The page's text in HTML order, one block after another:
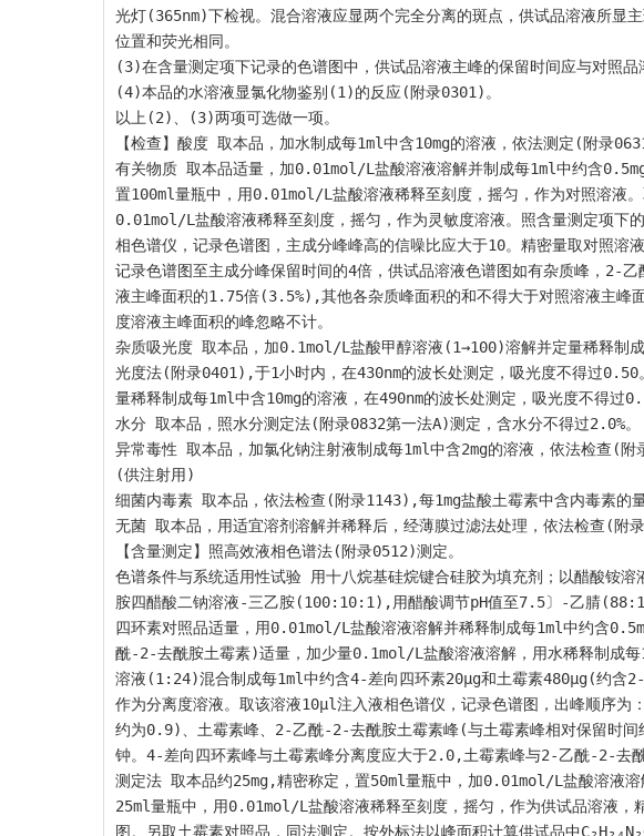
光灯(365nm)下检视。混合溶液应显两个完全分离的斑点，供试品溶液所显
位置和荧光相同。
(3)在含量测定项下记录的色谱图中，供试品溶液主峰的保留时间应与对照品
(4)本品的水溶液显氯化物鉴别(1)的反应(附录0301)。
以上(2)、(3)两项可选做一项。
【检查】酸度 取本品，加水制成每1ml中含10mg的溶液，依法测定(附录
有关物质 取本品适量，加0.01mol/L盐酸溶液溶解并制成每1ml中约含
置100ml量瓶中，用0.01mol/L盐酸溶液稀释至刻度，摇匀，作为对照溶液
0.01mol/L盐酸溶液稀释至刻度，摇匀，作为灵敏度溶液。照含量测定项下
相色谱仪，记录色谱图，主成分峰峰高的信噪比应大于10。精密量取对照溶
记录色谱图至主成分峰保留时间的4倍，供试品溶液色谱图如有杂质峰，2-
液主峰面积的1.75倍(3.5%),其他各杂质峰面积的和不得大于对照溶液主峰
度溶液主峰面积的峰忽略不计。
杂质吸光度 取本品，加0.1mol/L盐酸甲醇溶液(1→100)溶解并定量稀释制
光度法(附录0401),于1小时内，在430nm的波长处测定，吸光度不得过0.50
量稀释制成每1ml中含10mg的溶液，在490nm的波长处测定，吸光度不得过
水分 取本品，照水分测定法(附录0832第一法A)测定，含水分不得过2.0%。
异常毒性 取本品，加氯化钠注射液制成每1ml中含2mg的溶液，依法检查(附
(供注射用)
细菌内毒素 取本品，依法检查(附录1143),每1mg盐酸土霉素中含内毒素的
无菌 取本品，用适宜溶剂溶解并稀释后，经薄膜过滤法处理，依法检查(
【含量测定】照高效液相色谱法(附录0512)测定。
色谱条件与系统适用性试验 用十八烷基硅烷键合硅胶为填充剂；以醋酸
胺四醋酸二钠溶液-三乙胺(100:10:1),用醋酸调节pH值至7.5〕-乙腈
四环素对照品适量，用0.01mol/L盐酸溶液溶解并稀释制成每1ml中约含
酰-2-去酰胺土霉素)适量，加少量0.1mol/L盐酸溶液溶解，用水稀释制成
溶液(1:24)混合制成每1ml中约含4-差向四环素20μg和土霉素480μg(约含
作为分离度溶液。取该溶液10μl注入液相色谱仪，记录色谱图，出峰顺序为
约为0.9)、土霉素峰、2-乙酰-2-去酰胺土霉素峰(与土霉素峰相对保留时
钟。4-差向四环素峰与土霉素峰分离度应大于2.0,土霉素峰与2-乙酰-2-去
测定法 取本品约25mg,精密称定，置50ml量瓶中，加0.01mol/L盐酸溶液
25ml量瓶中，用0.01mol/L盐酸溶液稀释至刻度，摇匀，作为供试品溶液，
图。另取土霉素对照品，同法测定。按外标法以峰面积计算供试品中